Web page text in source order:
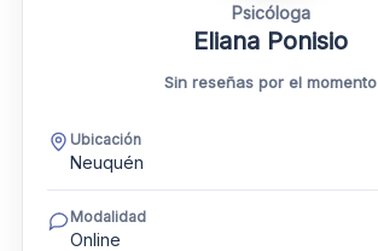
Psicóloga
Eliana Ponisio
Sin reseñas por el momento
Ubicación
Neuquén
Modalidad
Online